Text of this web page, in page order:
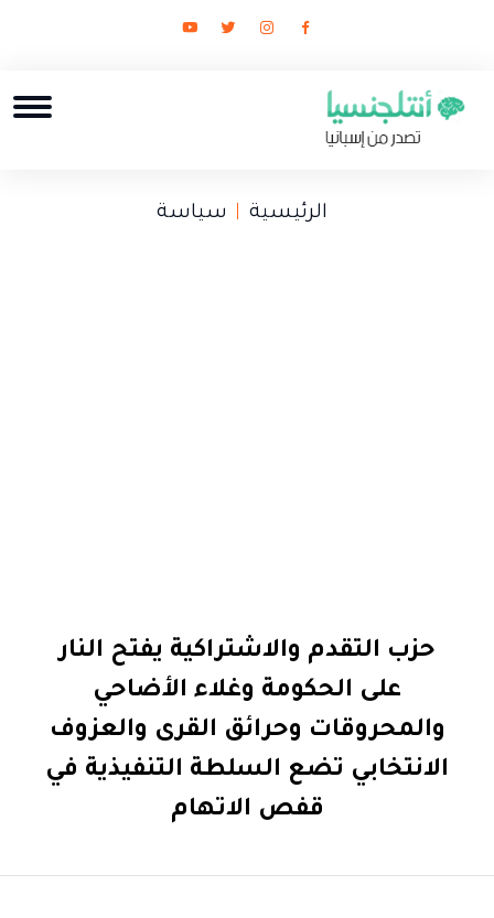
الرئيسية سياسة
حزب التقدم والاشتراكية يفتح النار
على الحكومة وغلاء الأضاحي
والمحروقات وحرائق القرى والعزوف
الانتخابي تضع السلطة التنفيذية في
قفص الاتهام